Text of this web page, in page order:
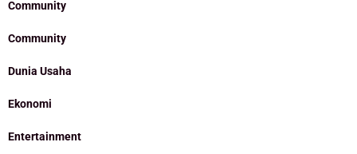
Community
Community
Dunia Usaha
Ekonomi
Entertainment